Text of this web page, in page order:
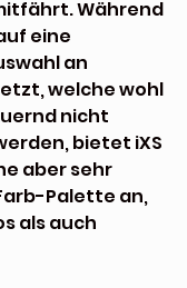
Während
eine
an
welche wohl
nicht
bietet iXS
aber sehr
Palette an,
als auch